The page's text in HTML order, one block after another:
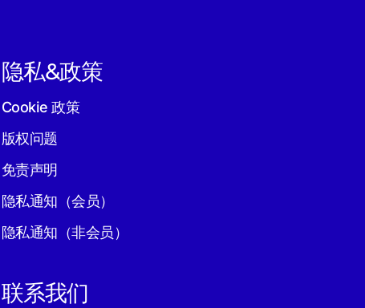
隐私&政策
Cookie 政策
版权问题
免责声明
隐私通知（会员）
隐私通知（非会员）
联系我们